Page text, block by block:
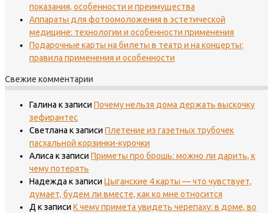
показания, особенности и преимущества
Аппараты для фотоомоложения в эстетической
медицине: технологии и особенности применения
Подарочные карты на билеты в театр и на концерты:
правила применения и особенности
Свежие комментарии
Галина к записи Почему нельзя дома держать выскочку
зефирантес
Светлана к записи Плетение из газетных трубочек
пасхальной корзинки-курочки
Алиса к записи Приметы про брошь: можно ли дарить, к
чему потерять
Надежда к записи Цыганские 4 карты — что чувствует,
думает, будем ли вместе, как ко мне относится
Д к записи К чему примета увидеть черепаху: в доме, во